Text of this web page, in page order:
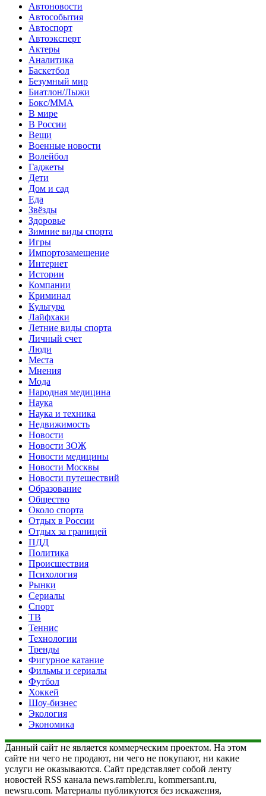
Автоновости
Автособытия
Автоспорт
Автоэксперт
Актеры
Аналитика
Баскетбол
Безумный мир
Биатлон/Лыжи
Бокс/MMA
В мире
В России
Вещи
Военные новости
Волейбол
Гаджеты
Дети
Дом и сад
Еда
Звёзды
Здоровье
Зимние виды спорта
Игры
Импортозамещение
Интернет
Истории
Компании
Криминал
Культура
Лайфхаки
Летние виды спорта
Личный счет
Люди
Места
Мнения
Мода
Народная медицина
Наука
Наука и техника
Недвижимость
Новости
Новости ЗОЖ
Новости медицины
Новости Москвы
Новости путешествий
Образование
Общество
Около спорта
Отдых в России
Отдых за границей
ПДД
Политика
Происшествия
Психология
Рынки
Сериалы
Спорт
ТВ
Теннис
Технологии
Тренды
Фигурное катание
Фильмы и сериалы
Футбол
Хоккей
Шоу-бизнес
Экология
Экономика
Данный сайт не является коммерческим проектом. На этом
сайте ни чего не продают, ни чего не покупают, ни какие
услуги не оказываются. Сайт представляет собой ленту
новостей RSS канала news.rambler.ru, kommersant.ru,
newsru.com. Материалы публикуются без искажения,